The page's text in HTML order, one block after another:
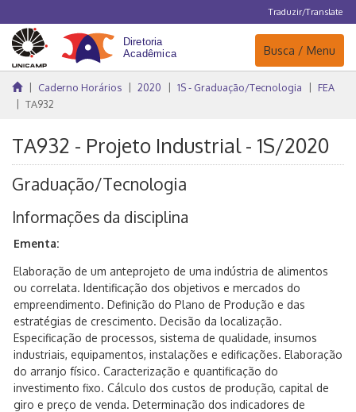
Traduzir/Translate
Navegação
Busca / Menu
Caderno Horários 2020 1S - Graduação/Tecnologia
FEA
TA932
TA932 - Projeto Industrial - 1S/2020
Graduação/Tecnologia
Informações da disciplina
Ementa:
Elaboração de um anteprojeto de uma indústria de alimentos
ou correlata. Identificação dos objetivos e mercados do
empreendimento. Definição do Plano de Produção e das
estratégias de crescimento. Decisão da localização.
Especificação de processos, sistema de qualidade, insumos
industriais, equipamentos, instalações e edificações. Elaboração
do arranjo físico. Caracterização e quantificação do
investimento fixo. Cálculo dos custos de produção, capital de
giro e preço de venda. Determinação dos indicadores de